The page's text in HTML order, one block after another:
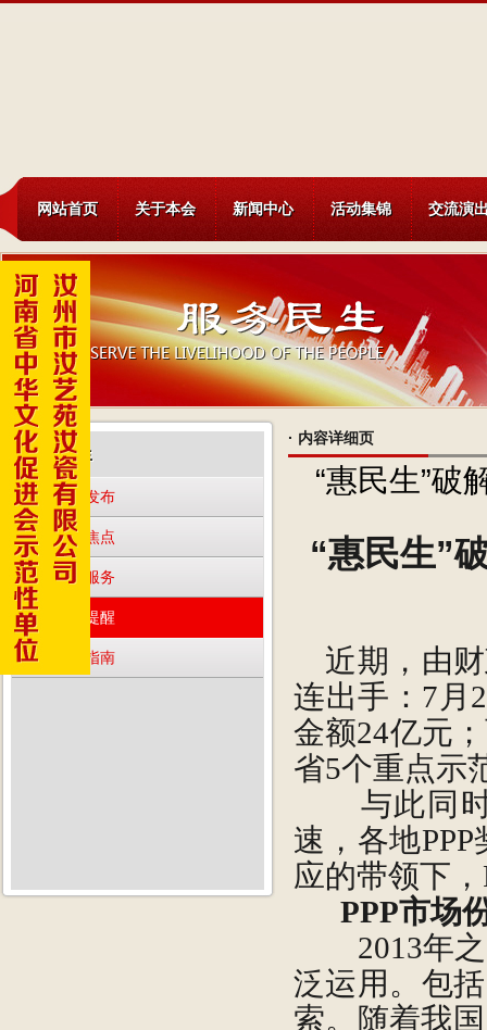
网站首页 关于本会 新闻中心 活动集锦 交流演
服务民生
官方发布
民生焦点
便民服务
民生提醒
办事指南
· 内容详细页
“惠民生”破
“惠民生”
近期，由财
连出手：7月
金额24亿元
省5个重点示
与此同时
速，各地
应的带领下
PPP市场
2013年之
泛运用。包
索。随着我